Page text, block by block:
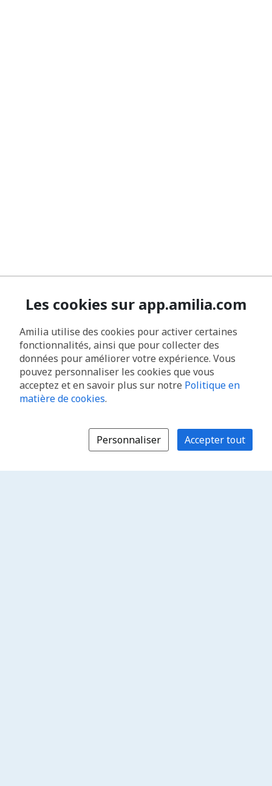
Les cookies sur app.amilia.com
Amilia utilise des cookies pour activer certaines
fonctionnalités, ainsi que pour collecter des
données pour améliorer votre expérience. Vous
pouvez personnaliser les cookies que vous
acceptez et en savoir plus sur notre Politique en
matière de cookies.
Personnaliser Accepter tout